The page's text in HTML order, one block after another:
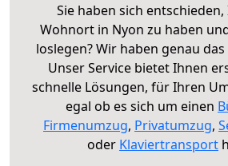
Sie haben sich
Wohnort in Nyon zu haben
loslegen? Wir haben genau
Unser Service bietet Ihnen
schnelle Lösungen, für Ihren
egal ob es sich um einen
Firmenumzug, Privatumzug,
oder Klaviertransport